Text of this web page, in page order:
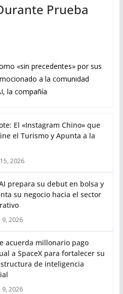
Prueba
«sin precedentes» por sus
a la comunidad
la compañía
El «Instagram Chino» que
el Turismo y Apunta a la
2026
prepara su debut en bolsa y
su negocio hacia el sector
9, 2026
acuerda millonario pago
a SpaceX para fortalecer su
de inteligencia
9, 2026